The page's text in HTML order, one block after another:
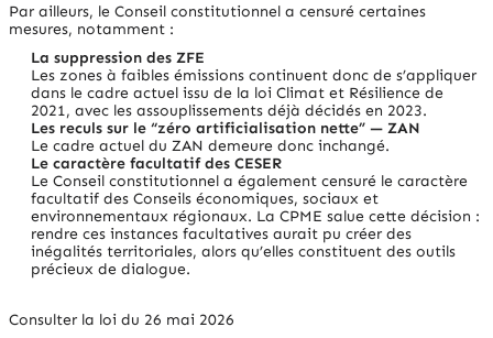
Par ailleurs, le Conseil constitutionnel a censuré certaines
mesures, notamment :
La suppression des ZFE
Les zones à faibles émissions continuent donc de s’appliquer
dans le cadre actuel issu de la loi Climat et Résilience de
2021, avec les assouplissements déjà décidés en 2023.
Les reculs sur le “zéro artificialisation nette” — ZAN
Le cadre actuel du ZAN demeure donc inchangé.
Le caractère facultatif des CESER
Le Conseil constitutionnel a également censuré le caractère
facultatif des Conseils économiques, sociaux et
environnementaux régionaux. La CPME salue cette décision :
rendre ces instances facultatives aurait pu créer des
inégalités territoriales, alors qu’elles constituent des outils
précieux de dialogue.
Consulter la loi du 26 mai 2026